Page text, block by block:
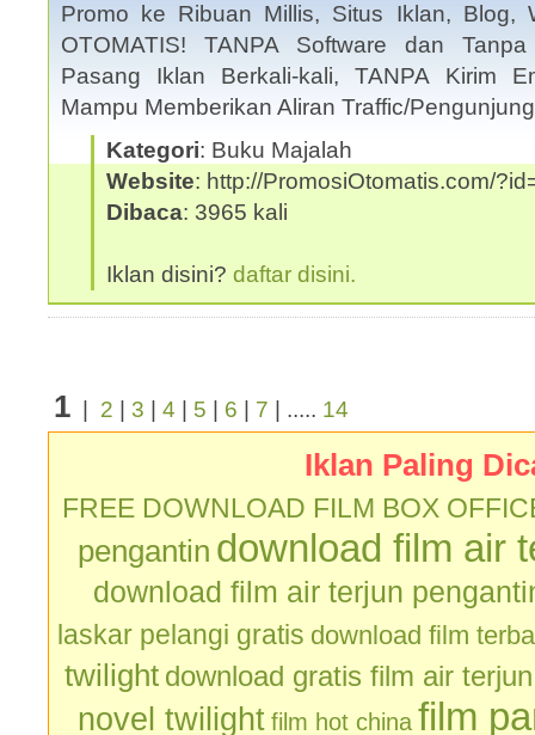
Promo ke Ribuan Millis, Situs Iklan, Blog,
OTOMATIS! TANPA Software dan
Pasang Iklan Berkali-kali, TANPA Kirim
Mampu Memberikan Aliran Traffic/
Kategori: Buku Majalah
Website: http://PromosiOtomatis.com/
Dibaca: 3965 kali
Iklan disini? daftar disini.
1 2 3 4 5 6 7 | ..... 14
Iklan Paling
FREE DOWNLOAD FILM BOX
pengantin download film air
download film air terjun
laskar pelangi gratis download film
twilight download gratis film air
novel twilight film hot china film